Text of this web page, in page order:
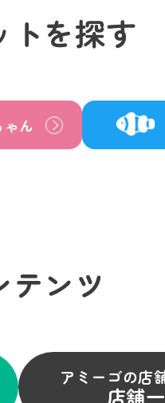
トを探す
ん
テンツ
アミーゴの店
店舗